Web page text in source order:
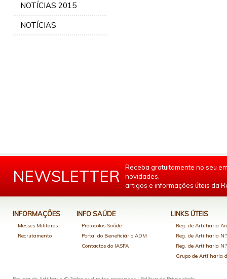
NOTÍCIAS 2015
NOTÍCIAS
NEWSLETTER
Receba gratuitamente no seu
novidades,
artigos e informações úteis da
INFORMAÇÕES
Messes Militares
Recrutamento
INFO SAÚDE
Protocolos Saúde
Portal do Beneficiário ADM
Contactos do IASFA
LINKS ÚTEIS
Reg. de Artilharia
Reg. de Artilharia
Reg. de Artilharia
Grupo de Artilharia